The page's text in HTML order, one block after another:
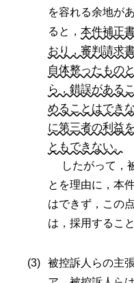
を容れる余地が
ると， 本件補正
おり，審判請求
自体整ったもの
ら，錯誤がある
めることはでき
に第三者の利益
ともできない。
したがって，
とを理由に，本
はできず，この
は，採用するこ
被控訴人らの主